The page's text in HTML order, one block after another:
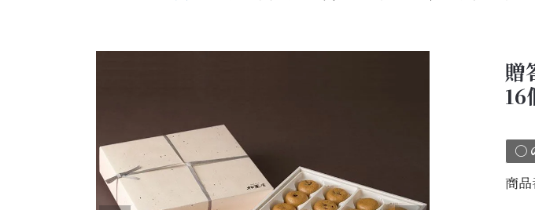
こしあん
5個入り
8個入り
10個入り
16個入り
mini せいろ薄皮
つぶあん
mini せいろ薄皮
全商品
内祝い（お返し）
その他の内祝い・お返し
お祝い
出産祝い
誕生日・
贈
16
〇
商